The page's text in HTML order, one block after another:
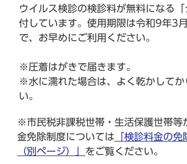
ウイルス検診の検診料が無料になる
付しています。使用期限は令和9年3
で、お早めにご利用ください。
※圧着はがきで届きます。
※水に濡れた場合は、よく乾かしてか
い。
※市民税非課税世帯・生活保護世帯等
金免除制度については 「検診料金の
（別ページ）」 をご覧ください。